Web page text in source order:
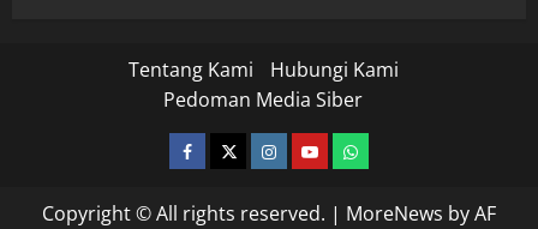
Tentang Kami
Hubungi Kami
Pedoman Media Siber
facebooktwitterinstagram.com
youtubewhatsapp
Copyright © All rights reserved. | MoreNews by AF